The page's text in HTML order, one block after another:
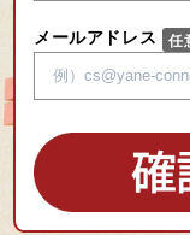
メールアドレス